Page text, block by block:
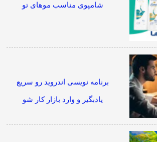
شامپوی مناسب موهای تو
برنامه نویسی اندروید رو سریع
یادبگیر و وارد بازار کار شو